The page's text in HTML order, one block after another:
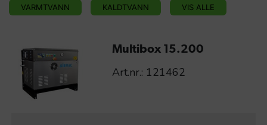
VARMTVANN KALDTVANN VIS ALLE
Multibox 15.200
Art.nr.: 121462